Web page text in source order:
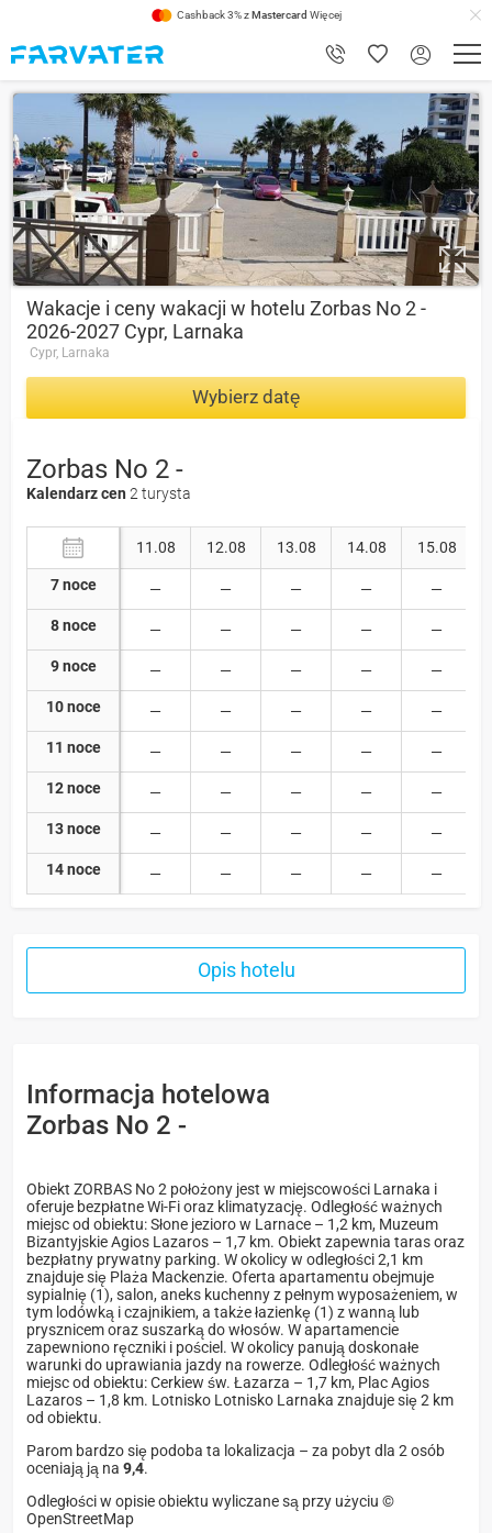
Cashback 3% zMastercard Więcej
8.6
Wakacje i ceny wakacji w hotelu Zorbas No 2 -
2026-2027 Cypr, Larnaka
Cypr, Larnaka
Wybierz datę
Zorbas No 2 -
Kalendarz cen 2 turysta
7 noce
8 noce
9 noce
10 noce
11 noce
12 noce
13 noce
14 noce
11.08 12.08 13.08 14.08 15.08
Opis hotelu
Informacja hotelowa
Zorbas No 2 -
Obiekt ZORBAS No 2 położony jest w miejscowości Larnaka i
oferuje bezpłatne Wi-Fi oraz klimatyzację. Odległość ważnych
miejsc od obiektu: Słone jezioro w Larnace – 1,2 km, Muzeum
Bizantyjskie Agios Lazaros – 1,7 km. Obiekt zapewnia taras oraz
bezpłatny prywatny parking. W okolicy w odległości 2,1 km
znajduje się Plaża Mackenzie. Oferta apartamentu obejmuje
sypialnię (1), salon, aneks kuchenny z pełnym wyposażeniem, w
tym lodówką i czajnikiem, a także łazienkę (1) z wanną lub
prysznicem oraz suszarką do włosów. W apartamencie
zapewniono ręczniki i pościel. W okolicy panują doskonałe
warunki do uprawiania jazdy na rowerze. Odległość ważnych
miejsc od obiektu: Cerkiew św. Łazarza – 1,7 km, Plac Agios
Lazaros – 1,8 km. Lotnisko Lotnisko Larnaka znajduje się 2 km
od obiektu.
Parom bardzo się podoba ta lokalizacja – za pobyt dla 2 osób
oceniają ją na 9,4.
Odległości w opisie obiektu wyliczane są przy użyciu ©
OpenStreetMap